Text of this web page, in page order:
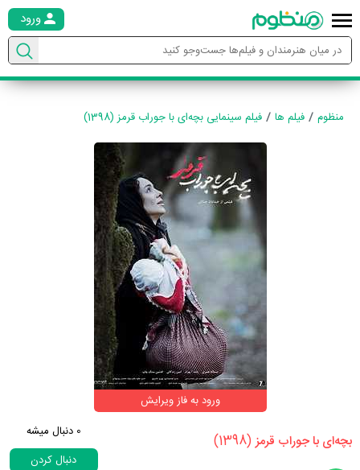
ورود
منظوم فیلم ها فیلم سینمایی بچه‌ای با جوراب قرمز (1398)
ورود به فاز ویرایش
‏بچه‌ای با جوراب قرمز‏(1398)
0 دنبال میشه
دنبال کردن